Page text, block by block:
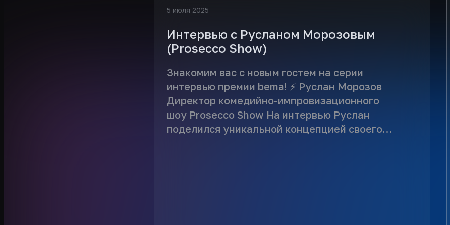
5 июля 2025
Интервью с Русланом Морозовым
(Prosecco Show)
Знакомим вас с новым гостем на серии
интервью премии bema! ⚡ Руслан Морозов
Директор комедийно-импровизационного
шоу Prosecco Show На интервью Руслан
поделился уникальной концепцией своего